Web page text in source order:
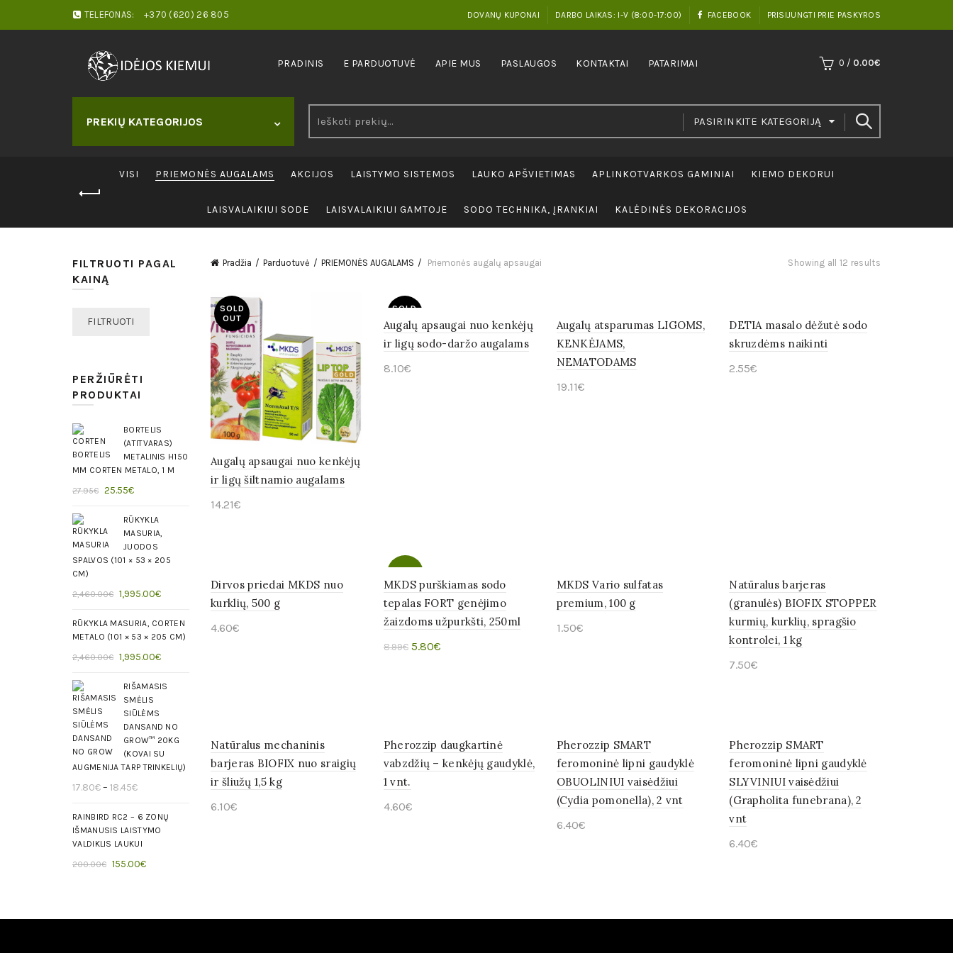
TELEFONAS: +370 (620) 26 805 DOVANŲ KUPONAI DARBO LAIKAS: I-V (8:00-17:00) FACEBOOK PRISIJUNGTI PRIE PASKYROS
PRADINIS E PARDUOTUVĖ APIE MUS PASLAUGOS KONTAKTAI PATARIMAI 0 / 0.00€
PREKIŲ KATEGORIJOS
for:
PASIRINKITE KATEGORIJĄ
VISI PRIEMONĖS AUGALAMS AKCIJOS LAISTYMO SISTEMOS LAUKO APŠVIETIMAS APLINKOTVARKOS GAMINIAI KIEMO DEKORUI
LAISVALAIKIUI SODE LAISVALAIKIUI GAMTOJE SODO TECHNIKA, ĮRANKIAI KALĖDINĖS DEKORACIJOS
Pradžia Parduotuvė PRIEMONĖS AUGALAMS Priemonės augalų apsaugai Showing all 12 results
SOLD
OUT
Augalų apsaugai nuo kenkėjų
ir ligų šiltnamio augalams
14.21€
SOLD
OUT
Augalų apsaugai nuo kenkėjų
ir ligų sodo-daržo augalams
8.10€
Augalų atsparumas LIGOMS,
KENKĖJAMS,
NEMATODAMS
19.11€
DETIA masalo dėžutė sodo
skruzdėms naikinti
2.55€
Dirvos priedai MKDS nuo
kurklių, 500 g
4.60€
MKDS purškiamas sodo
tepalas FORT genėjimo
žaizdoms užpurkšti, 250ml
8.99€ Original
5.80€Current
MKDS Vario sulfatas
premium, 100 g
1.50€
Natūralus barjeras
(granulės) BIOFIX STOPPER
kurmių, kurklių, spragšio
kontrolei, 1 kg
7.50€
Natūralus mechaninis
barjeras BIOFIX nuo sraigių
ir šliužų 1,5 kg
6.10€
Pherozzip daugkartinė
vabzdžių – kenkėjų gaudyklė,
1 vnt.
4.60€
Pherozzip SMART
feromoninė lipni gaudyklė
OBUOLINIUI vaisėdžiui
(Cydia pomonella), 2 vnt
6.40€
Pherozzip SMART
feromoninė lipni gaudyklė
SLYVINIUI vaisėdžiui
(Grapholita funebrana), 2
vnt
6.40€
FILTRUOTI PAGAL
KAINĄ
Min
MaksFILTRUOTI
PERŽIŪRĖTI
PRODUKTAI
BORTELIS
(ATITVARAS)
METALINIS H150
MM CORTEN METALO, 1 M
27.95€ Original
27.95€.
25.55€
is:
25.55€.
RŪKYKLA
MASURIA,
JUODOS
SPALVOS (101 × 53 × 205
CM)
2,460.00€ Original
was:
2,460.00€.
1,995.00€
is:
1,995.00€.
RŪKYKLA MASURIA, CORTEN
METALO (101 × 53 × 205 CM)
2,460.00€ Original
was:
2,460.00€.
1,995.00€
is:
RIŠAMASIS
SMĖLIS
SIŪLĖMS
DANSAND NO
GROW™ 20KG
(KOVAI SU
AUGMENIJA TARP TRINKELIŲ)
17.80€– 18.45€
RAINBIRD RC2 – 6 ZONŲ
IŠMANUSIS LAISTYMO
VALDIKLIS LAUKUI
200.00€ Original
155.00€